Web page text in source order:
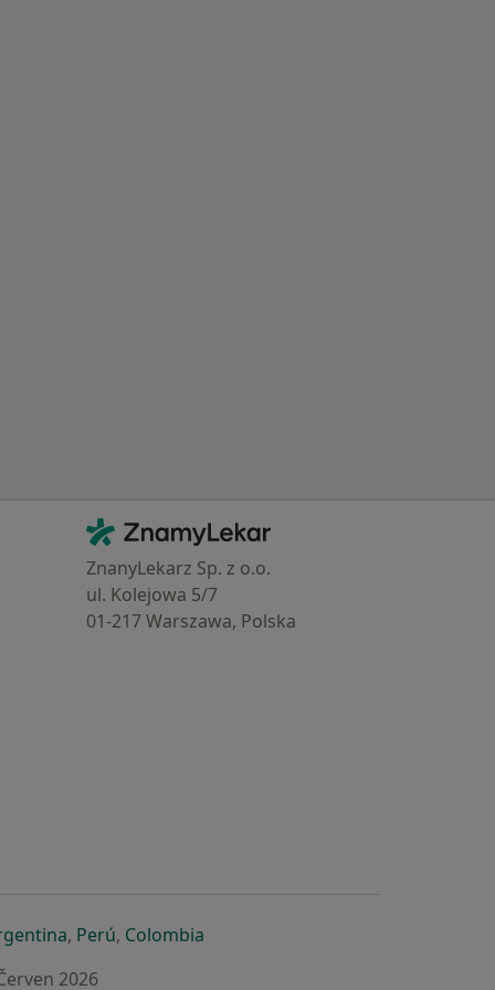
Kontakt
ZnamyLekar - Hlavní stránka
ZnanyLekarz Sp. z o.o.
ul. Kolejowa 5/7
01-217 Warszawa, Polska
záložce
nové záložce
v nové záložce
se otevře v nové záložce
, Perúse otevře v nové záložce
, Colombiase otevře v nové záložce
2026